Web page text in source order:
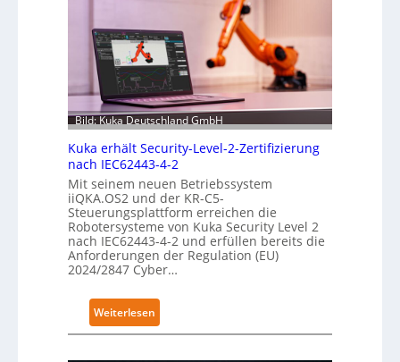
Bild: Kuka Deutschland GmbH
Kuka erhält Security-Level-2-Zertifizierung
nach IEC62443-4-2
Mit seinem neuen Betriebssystem
iiQKA.OS2 und der KR-C5-
Steuerungsplattform erreichen die
Robotersysteme von Kuka Security Level 2
nach IEC62443-4-2 und erfüllen bereits die
Anforderungen der Regulation (EU)
2024/2847 Cyber…
Weiterlesen:
K